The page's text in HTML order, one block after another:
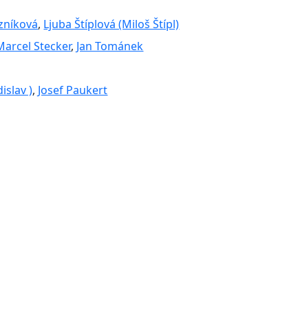
, Ljuba Štíplová (Miloš Štípl)
Stecker, Jan Tománek
), Josef Paukert